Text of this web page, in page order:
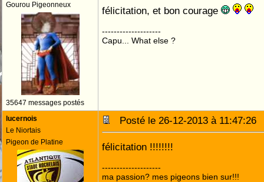
Gourou Pigeonneux
35647 messages postés
félicitation, et bon courage
--------------------
Capu... What else ?
lucernois
Le Niortais
Pigeon de Platine
Posté le 26-12-2013 à
félicitation !!!!!!!!
--------------------
ma passion? mes pigeons bien sur!!!